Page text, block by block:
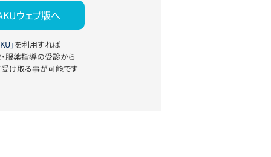
ウェブ版へ
」を利用すれば
服薬指導の受診から
け取る事が可能です